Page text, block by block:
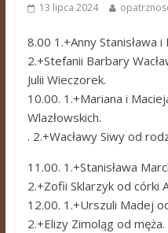
13 lipca 2024
8.00 1.+Anny Stanisława
2.+Stefanii Barbary
Julii Wieczorek.
10.00. 1.+Mariana i
Wlazłowskich.
. 2.+Wacławy Siwy od
11.00. 1.+Stanisława
2.+Zofii Sklarzyk od córki
12.00. 1.+Urszuli Madej
2.+Elizy Zimoląg od męża.